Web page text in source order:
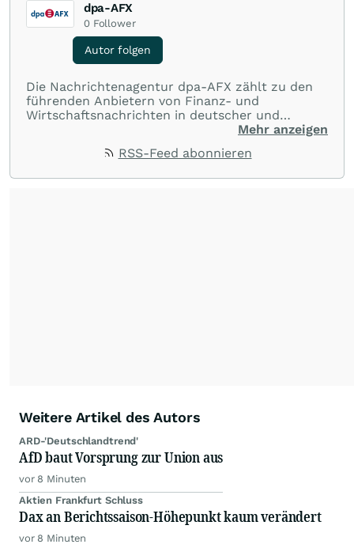
dpa-AFX
0 Follower
Autor folgen
Die Nachrichtenagentur dpa-AFX zählt zu den
führenden Anbietern von Finanz- und
Wirtschaftsnachrichten in deutscher und
englischer Sprache. Gestützt auf ein
dpa-AFX unabhängig, zuverlässig und schnell
Mehr anzeigen
RSS-Feed abonnieren
Weitere Artikel des Autors
ARD-'Deutschlandtrend'
AfD baut Vorsprung zur Union aus
vor 8 Minuten
Aktien Frankfurt Schluss
Dax an Berichtssaison-Höhepunkt kaum verändert
vor 8 Minuten